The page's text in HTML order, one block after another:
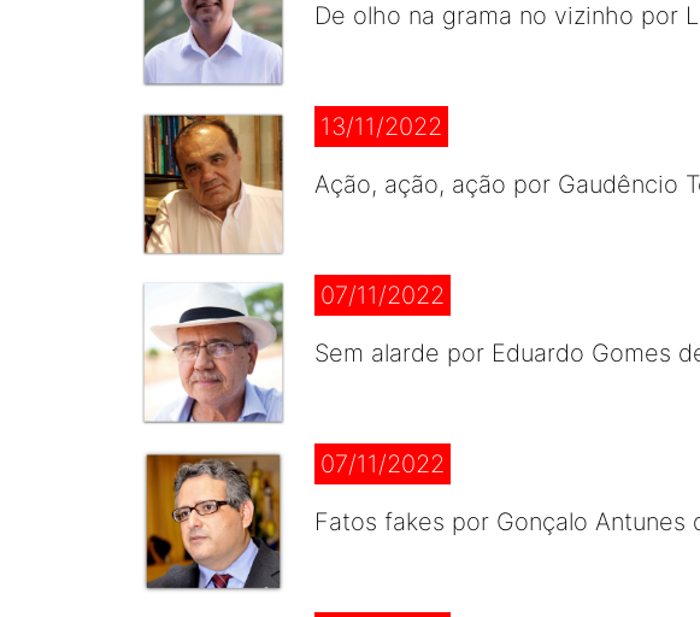
De olho na grama no vizinho por
13/11/2022
Ação, ação, ação por Gaudêncio
07/11/2022
Sem alarde por Eduardo Gomes
07/11/2022
Fatos fakes por Gonçalo Antunes